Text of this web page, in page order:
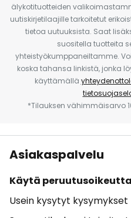
älykotituotteiden
uutiskirjetilaajille tarkoitetut
tietoa uutuuksista. Saat
suositella tuotteita
yhteistyökumppaneiltamme.
koska tahansa linkistä, jonka
käyttämällä
*Tilauksen vähimmäisarvo
Asiakaspalvelu
Käytä peruutusoikeutta
Usein kysytyt kysymykset